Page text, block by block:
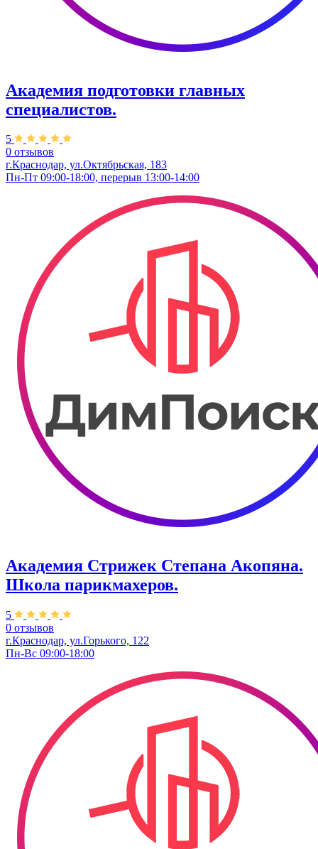
Академия подготовки главных
специалистов.
5
0 отзывов
г.Краснодар, ул.Октябрьская, 183
Пн-Пт 09:00-18:00, перерыв 13:00-14:00
Академия Стрижек Степана Акопяна.
Школа парикмахеров.
5
0 отзывов
г.Краснодар, ул.Горького, 122
Пн-Вс 09:00-18:00